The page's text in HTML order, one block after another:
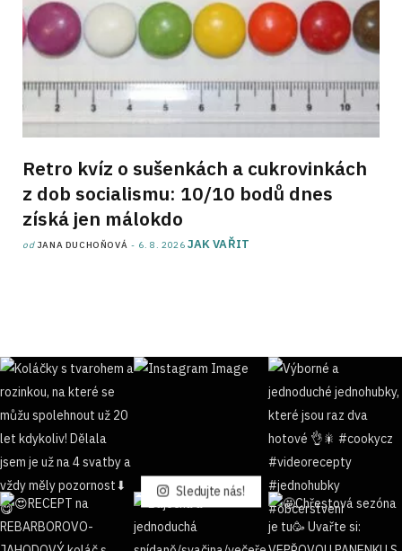
Retro kvíz o sušenkách a cukrovinkách
z dob socialismu: 10/10 bodů dnes
získá jen málokdo
od JANA DUCHOŇOVÁ 6. 8. 2026 JAK VAŘIT
Sledujte nás!